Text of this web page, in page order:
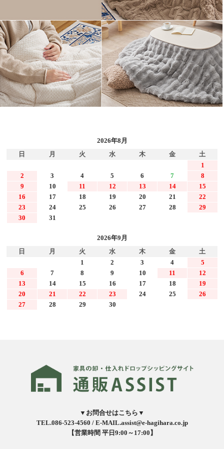
2026年8月
日
月 火 水 木 金
土
1
2
3 4 5 6 7
8
9
10 11 12 13 14
15
16
17 18 19 20 21
22
23
24 25 26 27 28
29
30
31
2026年9月
日
月 火 水 木 金
土
1
2 3 4
5
6
7 8 9 10 11
12
13
14 15 16 17 18
19
20
21 22 23 24 25
26
27
28 29 30
▼お問合せはこちら▼
TEL.086-523-4560 / E-MAIL.assist@e-hagihara.co.jp
【営業時間 平日9:00～17:00】